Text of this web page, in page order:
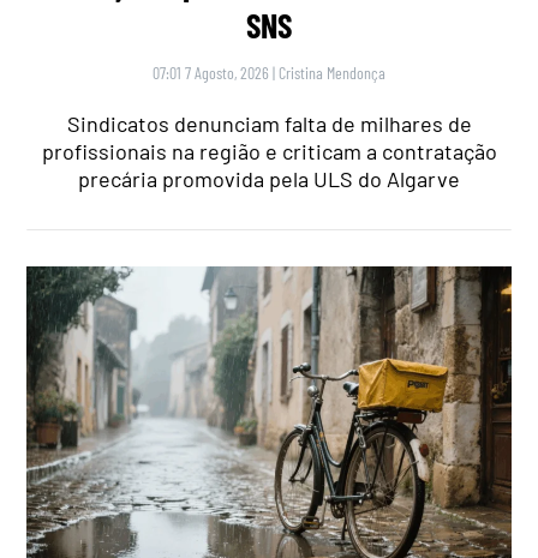
SNS
07:01 7 Agosto, 2026 | Cristina Mendonça
Sindicatos denunciam falta de milhares de
profissionais na região e criticam a contratação
precária promovida pela ULS do Algarve